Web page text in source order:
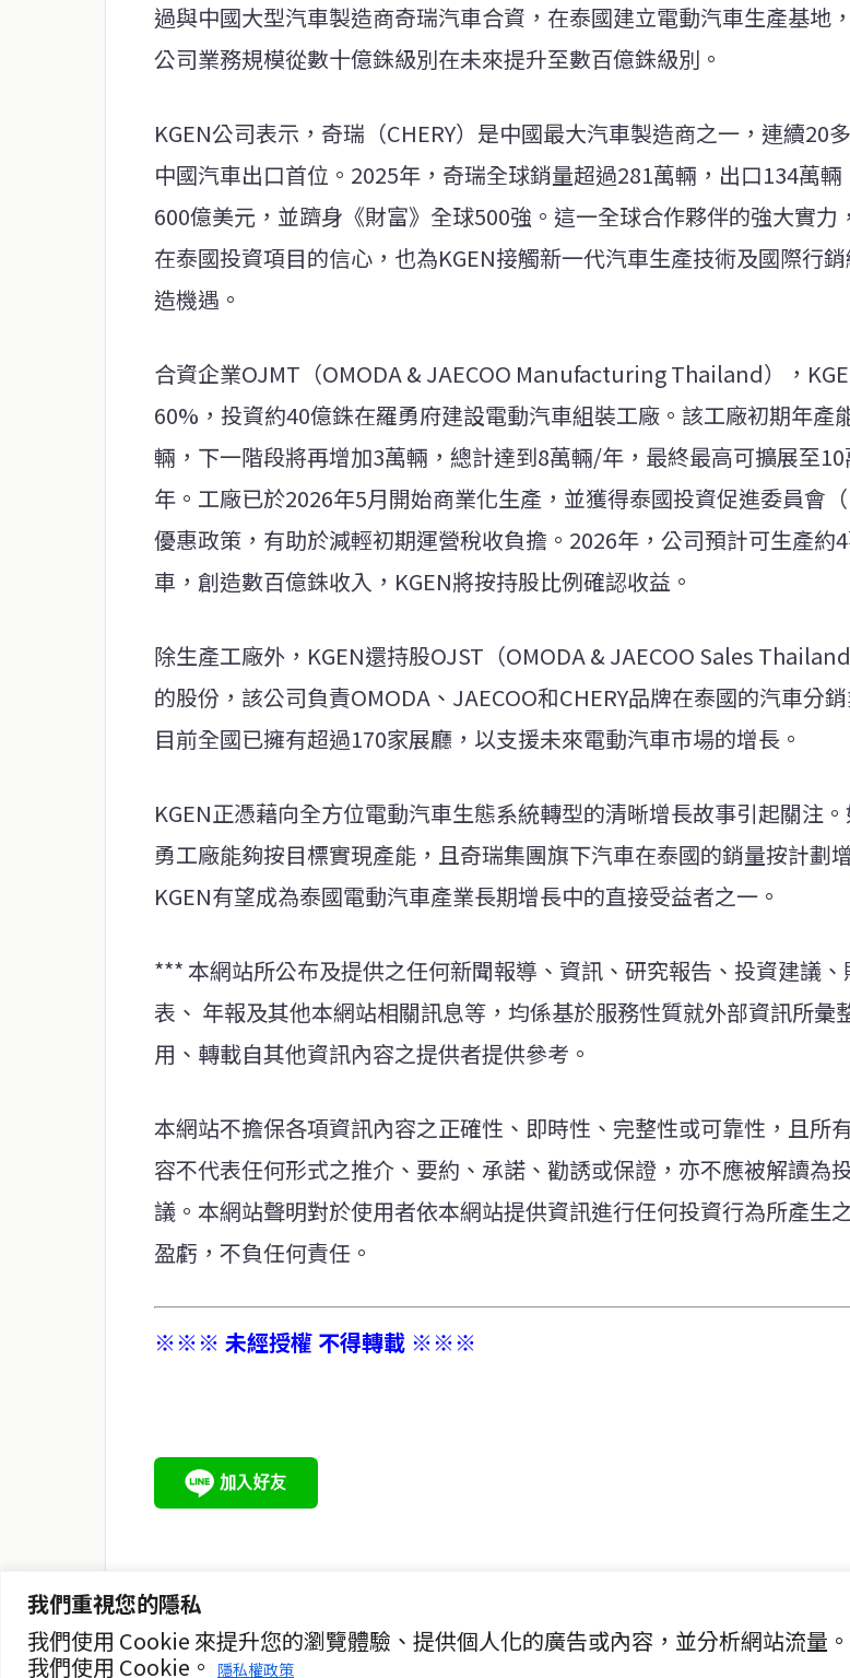
我們重視您的隱私
我們使用 Cookie 來提升您的瀏覽體驗、提供個人化的廣告或內容，並分析網站流量
我們使用 Cookie。
隱私權政策
過與中國大型汽車製造商奇瑞汽車合資，在泰國建立電動汽車生產基地
公司業務規模從數十億銖級別在未來提升至數百億銖級別。
KGEN公司表示，奇瑞（CHERY）是中國最大汽車製造商之一，連續20
中國汽車出口首位。2025年，奇瑞全球銷量超過281萬輛，出口134萬輛
600億美元，並躋身《財富》全球500強。這一全球合作夥伴的強大實力
在泰國投資項目的信心，也為KGEN接觸新一代汽車生產技術及國際行
造機遇。
合資企業OJMT（OMODA & JAECOO Manufacturing Thailand），
60%，投資約40億銖在羅勇府建設電動汽車組裝工廠。該工廠初期年產
輛，下一階段將再增加3萬輛，總計達到8萬輛/年，最終最高可擴展至
年。工廠已於2026年5月開始商業化生產，並獲得泰國投資促進委員會
優惠政策，有助於減輕初期運營稅收負擔。2026年，公司預計可生產約
車，創造數百億銖收入，KGEN將按持股比例確認收益。
除生產工廠外，KGEN還持股OJST（OMODA & JAECOO Sales
的股份，該公司負責OMODA、JAECOO和CHERY品牌在泰國的汽車分銷
目前全國已擁有超過170家展廳，以支援未來電動汽車市場的增長。
KGEN正憑藉向全方位電動汽車生態系統轉型的清晰增長故事引起關注
勇工廠能夠按目標實現產能，且奇瑞集團旗下汽車在泰國的銷量按計劃
KGEN有望成為泰國電動汽車產業長期增長中的直接受益者之一。
*** 本網站所公布及提供之任何新聞報導、資訊、研究報告、投資建議、
表、 年報及其他本網站相關訊息等，均係基於服務性質就外部資訊所彙
用、轉載自其他資訊內容之提供者提供參考。
本網站不擔保各項資訊內容之正確性、即時性、完整性或可靠性，且所
容不代表任何形式之推介、要約、承諾、勸誘或保證，亦不應被解讀為
議。本網站聲明對於使用者依本網站提供資訊進行任何投資行為所產生
盈虧，不負任何責任。
※※※ 未經授權 不得轉載 ※※※
泰國當地政治、經濟、華人社群與社會時事，為在泰華人讀者提供即
時、客觀、多元的中文新聞內容。